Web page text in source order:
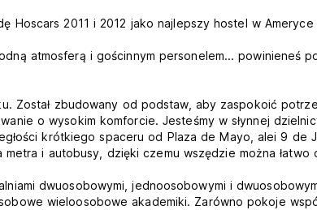
Hoscars 2011 i 2012 jako najlepszy hostel w Ameryce
atmosferą i gościnnym personelem... powinieneś
Został zbudowany od podstaw, aby zaspokoić
o wysokim komforcie. Jesteśmy w słynnej
krótkiego spaceru od Plaza de Mayo, alei 9 de
i autobusy, dzięki czemu wszędzie można łatwo
dwuosobowymi, jednoosobowymi i
wieloosobowe akademiki. Zarówno pokoje